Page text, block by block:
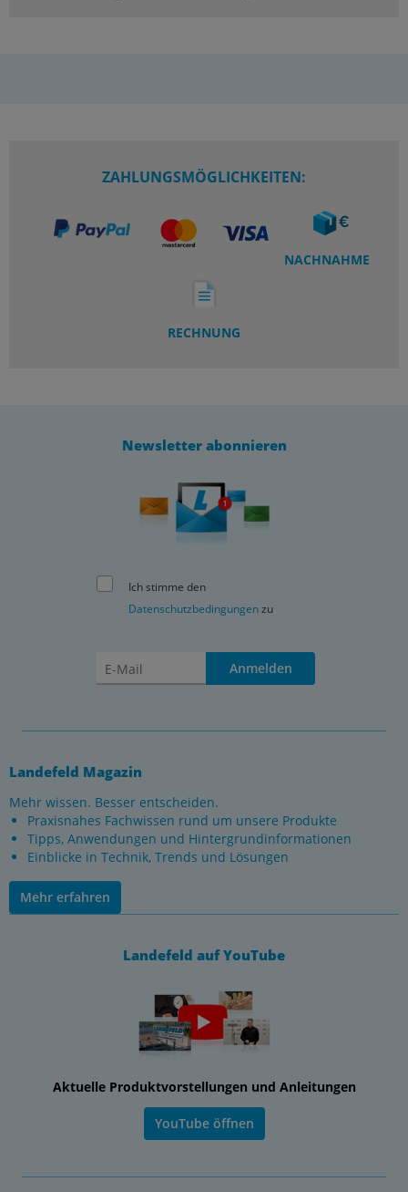
ZAHLUNGSMÖGLICHKEITEN:
NACHNAHME
RECHNUNG
Newsletter abonnieren
Ich stimme den
Datenschutzbedingungenzu
Anmelden
Landefeld Magazin
Mehr wissen. Besser entscheiden.
Praxisnahes Fachwissen rund um unsere Produkte
Tipps, Anwendungen und Hintergrundinformationen
Einblicke in Technik, Trends und Lösungen
Mehr erfahren
Landefeld auf YouTube
Aktuelle Produktvorstellungen und Anleitungen
YouTube öffnen